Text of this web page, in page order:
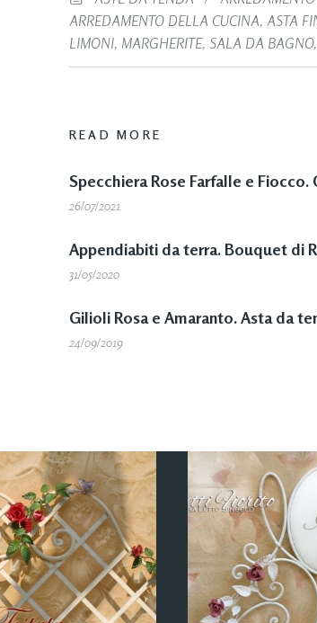
ARREDAMENTO DELLA CUCINA, ASTA
LIMONI, MARGHERITE, SALA DA BAGNO,
READ MORE
Specchiera Rose Farfalle e
26/07/2021
Appendiabiti da terra. Bouquet di
31/05/2020
Gilioli Rosa e Amaranto. Asta da
24/09/2019